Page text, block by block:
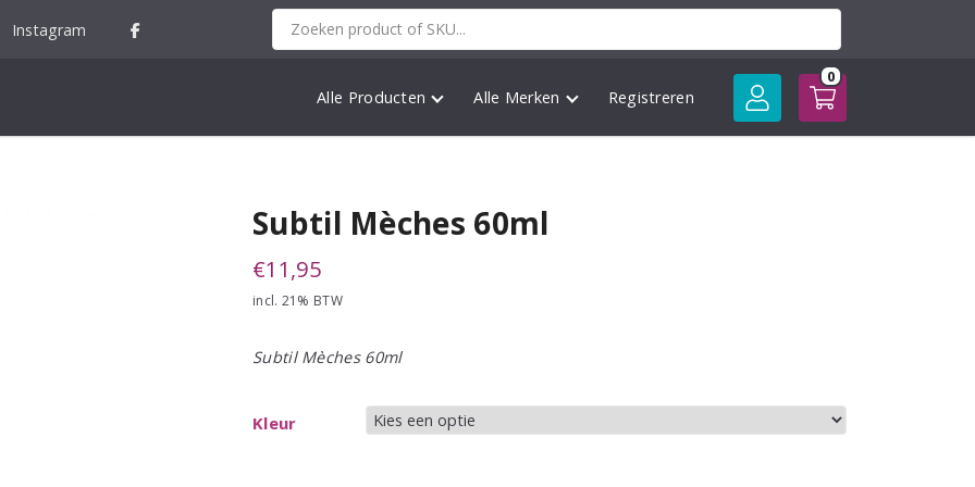
Instagram
Alle Producten Alle Merken Registreren
0
Subtil Mèches 60ml
€11,95
incl. 21% BTW
Subtil Mèches 60ml
Kleur